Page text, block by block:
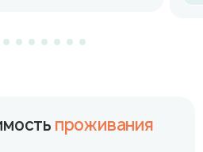
проживания